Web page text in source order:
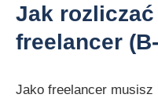
Jak
freelancer
Jako freelancer musisz